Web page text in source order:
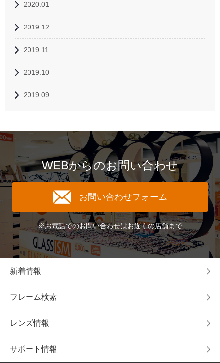
2020.01
2019.12
2019.11
2019.10
2019.09
WEBからのお問い合わせ
お問い合わせフォーム
※お電話でのお問い合わせはお近くの店舗まで
新着情報
フレーム検索
レンズ情報
サポート情報